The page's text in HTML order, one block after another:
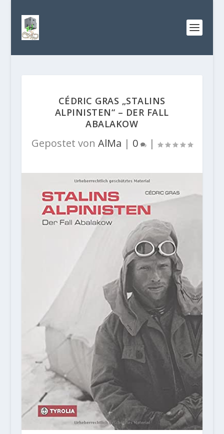
CÉDRIC GRAS „STALINS
ALPINISTEN“ – DER FALL
ABALAKOW
Gepostet von AlMa | 0 |